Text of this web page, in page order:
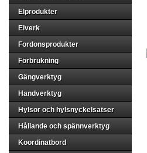
Elprodukter
Elverk
Fordonsprodukter
Förbrukning
Gängverktyg
Handverktyg
Hylsor och hylsnyckelsatser
Hållande och spännverktyg
Koordinatbord